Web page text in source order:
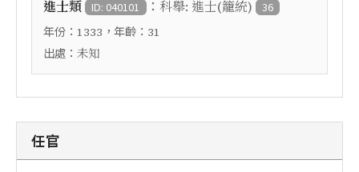
進士類 ID: 040101 ： 科舉: 進士(籠統) 36
年份： 1333 ，年齡： 31
出處： 未知
任官